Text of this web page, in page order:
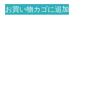
お買い物カゴに追加